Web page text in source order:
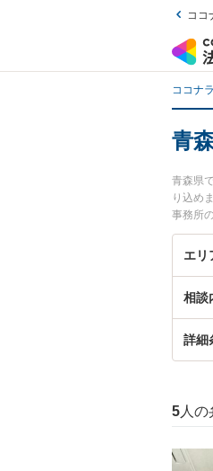
ココ
ココナ
青
青森県
り込め
事務所
のトラ
相談予
エリ
相談
詳細
5 人